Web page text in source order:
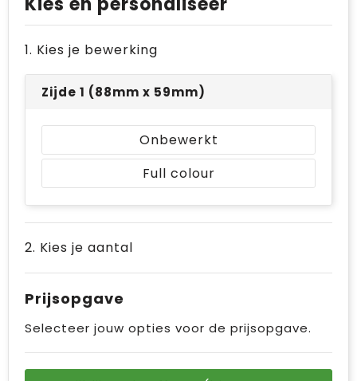
1. Kies je bewerking
Zijde 1 (88mm x 59mm)
Onbewerkt
Full colour
2. Kies je aantal
Prijsopgave
Selecteer jouw opties voor de prijsopgave.